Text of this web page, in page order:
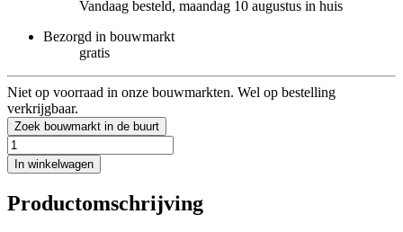
Vandaag besteld, maandag 10 augustus in huis
Bezorgd in bouwmarkt
gratis
Niet op voorraad in onze bouwmarkten. Wel op bestelling
verkrijgbaar.
Zoek bouwmarkt in de buurt
In winkelwagen
Productomschrijving